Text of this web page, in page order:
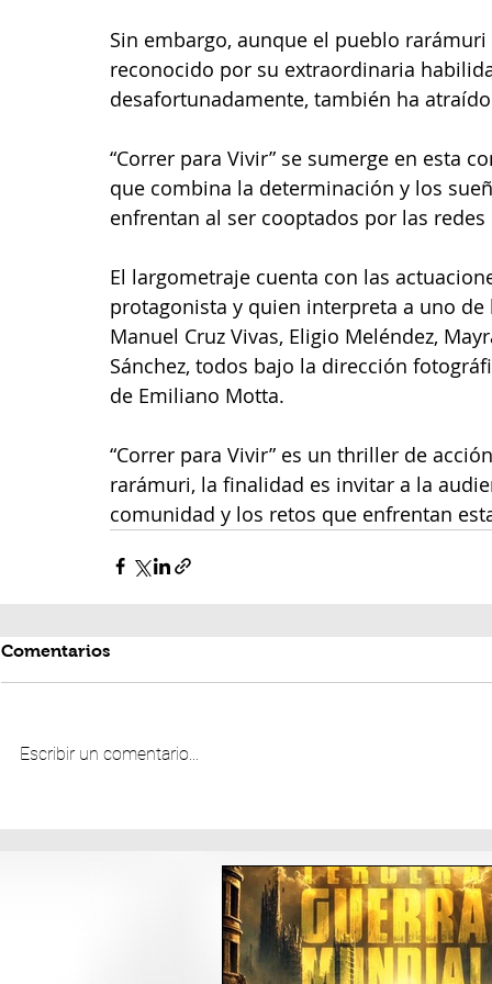
Sin embargo, aunque el pueblo
reconocido por su extraordinaria
desafortunadamente, también ha
“Correr para Vivir” se sumerge en esta
que combina la determinación y los
enfrentan al ser cooptados por las
El largometraje cuenta con las
protagonista y quien interpreta a uno
Manuel Cruz Vivas, Eligio Meléndez,
Sánchez, todos bajo la dirección
de Emiliano Motta.
“Correr para Vivir” es un thriller de
rarámuri, la finalidad es invitar a la
comunidad y los retos que enfrentan
Comentarios
Escribir un comentario...